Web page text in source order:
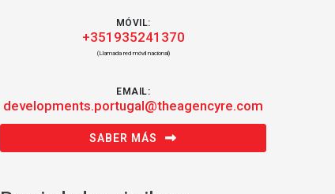
MÓVIL:
+351935241370
(Llamada red móvil nacional)
EMAIL:
developments.portugal@theagencyre.com
SABER MÁS